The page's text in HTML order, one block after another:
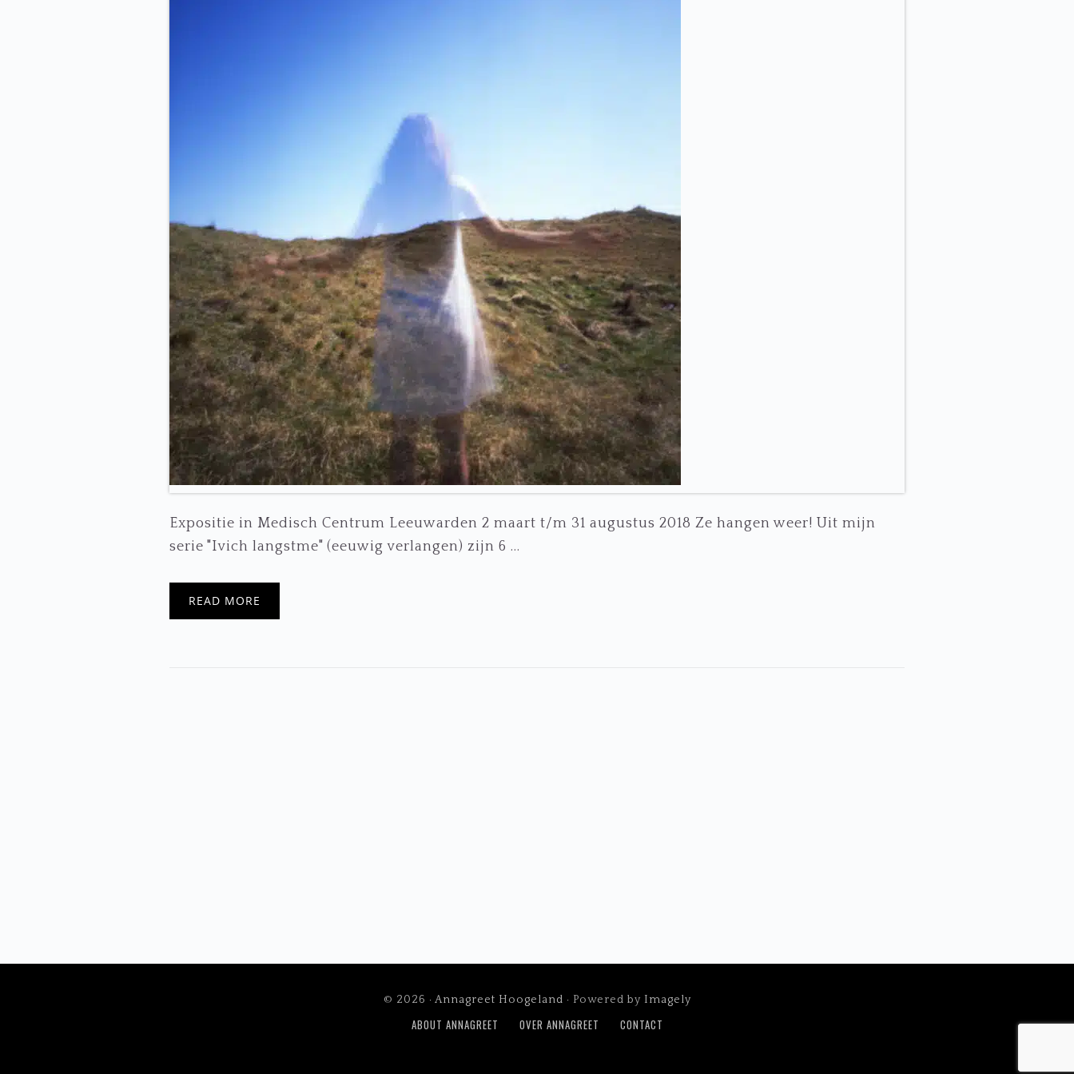
Expositie in Medisch Centrum Leeuwarden 2 maart t/m 31 augustus 2018 Ze hangen weer! Uit mijn
serie "Ivich langstme" (eeuwig verlangen) zijn 6 ...
READ MORE
© 2026 · Annagreet Hoogeland · Powered by Imagely
ABOUT ANNAGREET OVER ANNAGREET CONTACT